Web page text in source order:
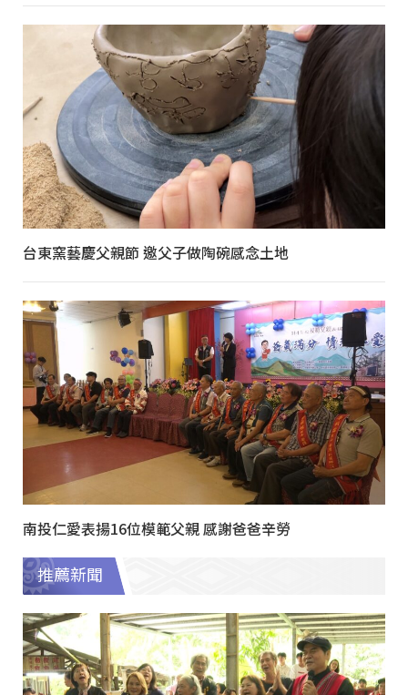
台東窯藝慶父親節 邀父子做陶碗感念土地
南投仁愛表揚16位模範父親 感謝爸爸辛勞
推薦新聞